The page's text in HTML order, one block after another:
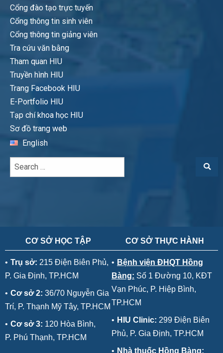
Cổng đào tạo trực tuyến
Cổng thông tin sinh viên
Cổng thông tin giảng viên
Tra cứu văn bằng
Tham quan HIU
Truyền hình HIU
Trang Facebook HIU
E-Portfolio HIU
Tạp chí khoa học HIU
Sơ đồ trang web
English
CƠ SỞ HỌC TẬP
• Trụ sở: 215 Điện Biên Phủ,
P. Gia Định, TP.HCM
• Cơ sở 2: 36/70 Nguyễn Gia
Trí, P. Thạnh Mỹ Tây, TP.HCM
• Cơ sở 3: 120 Hòa Bình,
P. Phú Thạnh, TP.HCM
CƠ SỞ THỰC HÀNH
• Bệnh viện ĐHQT Hồng
Bàng: Số 1 Đường 10, KĐT
Vạn Phúc, P. Hiệp Bình,
TP.HCM
• HIU Clinic: 299 Điện Biên
Phủ, P. Gia Định, TP.HCM
• Nhà thuốc Hồng Bàng: